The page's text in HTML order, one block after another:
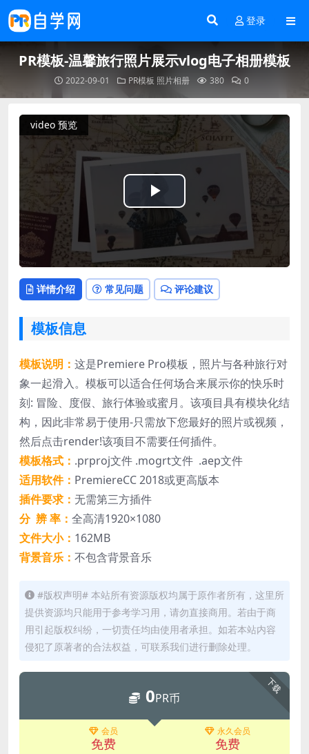
登录
PR模板-温馨旅行照片展示vlog电子相册模板
2022-09-01 PR模板 照片相册 380 0
video 预览
Play
Video
详情介绍 常见问题 评论建议
模板信息
模板说明： 这是Premiere Pro模板，照片与各种旅行对
象一起滑入。模板可以适合任何场合来展示你的快乐时
刻: 冒险、度假、旅行体验或蜜月。该项目具有模块化结
构，因此非常易于使用-只需放下您最好的照片或视频，
然后点击render!该项目不需要任何插件。
模板格式： .prproj文件 .mogrt文件 .aep文件
适用软件： PremiereCC 2018或更高版本
插件要求： 无需第三方插件
分 辨 率： 全高清1920×1080
文件大小： 162MB
背景音乐： 不包含背景音乐
#版权声明# 本站所有资源版权均属于原作者所有，这里所
提供资源均只能用于参考学习用，请勿直接商用。若由于商
用引起版权纠纷，一切责任均由使用者承担。如若本站内容
侵犯了原著者的合法权益，可联系我们进行删除处理。
下载
0PR币
会员
免费
永久会员
免费